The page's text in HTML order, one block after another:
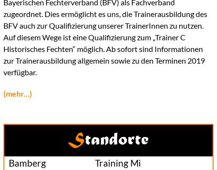
Bayerischen Fechterverband (BFV) als Fachverband
zugeordnet. Dies ermöglicht es uns, die Trainerausbildung des
BFV auch zur Qualifizierung unserer TrainerInnen zu nutzen.
Auf diesem Wege ist eine Qualifizierung zum „Trainer C
Historisches Fechten“ möglich. Ab sofort sind Informationen
zur Trainerausbildung allgemein sowie zu den Terminen 2019
verfügbar.
(mehr...)
Standorte
Bamberg
Training Mi